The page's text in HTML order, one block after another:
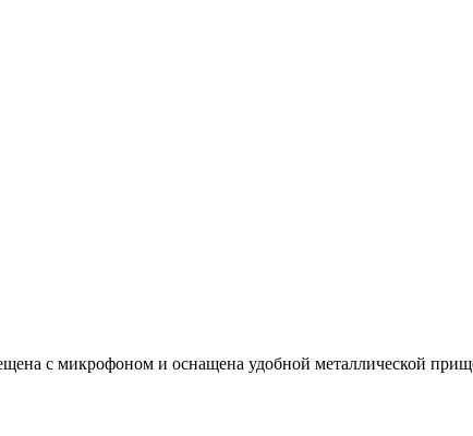
с микрофоном и оснащена удобной металлической